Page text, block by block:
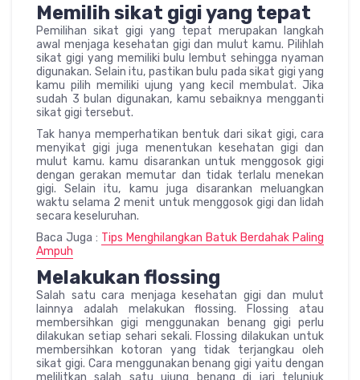
Memilih sikat gigi yang tepat
Pemilihan sikat gigi yang tepat merupakan langkah
awal menjaga kesehatan gigi dan mulut kamu. Pilihlah
sikat gigi yang memiliki bulu lembut sehingga nyaman
digunakan. Selain itu, pastikan bulu pada sikat gigi yang
kamu pilih memiliki ujung yang kecil membulat. Jika
sudah 3 bulan digunakan, kamu sebaiknya mengganti
sikat gigi tersebut.
Tak hanya memperhatikan bentuk dari sikat gigi, cara
menyikat gigi juga menentukan kesehatan gigi dan
mulut kamu. kamu disarankan untuk menggosok gigi
dengan gerakan memutar dan tidak terlalu menekan
gigi. Selain itu, kamu juga disarankan meluangkan
waktu selama 2 menit untuk menggosok gigi dan lidah
secara keseluruhan.
Baca Juga : Tips Menghilangkan Batuk Berdahak Paling
Ampuh
Melakukan flossing
Salah satu cara menjaga kesehatan gigi dan mulut
lainnya adalah melakukan flossing. Flossing atau
membersihkan gigi menggunakan benang gigi perlu
dilakukan setiap sehari sekali. Flossing dilakukan untuk
membersihkan kotoran yang tidak terjangkau oleh
sikat gigi. Cara menggunakan benang gigi yaitu dengan
melilitkan salah satu ujung benang di jari telunjuk